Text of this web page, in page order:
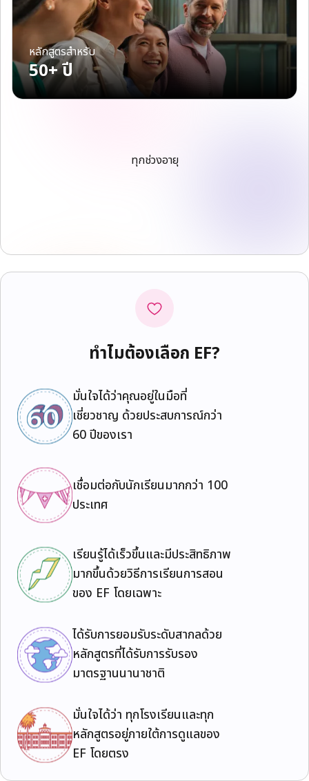
หลักสูตรสำหรับ
50+ ปี
ทุกช่วงอายุ
ทำไมต้องเลือก EF?
มั่นใจได้ว่าคุณอยู่ในมือที่
เชี่ยวชาญ ด้วยประสบการณ์กว่า
60 ปีของเรา
เชื่อมต่อกับนักเรียนมากกว่า 100
ประเทศ
เรียนรู้ได้เร็วขึ้นและมีประสิทธิภาพ
มากขึ้นด้วยวิธีการเรียนการสอน
ของ EF โดยเฉพาะ
ได้รับการยอมรับระดับสากลด้วย
หลักสูตรที่ได้รับการรับรอง
มาตรฐานนานาชาติ
มั่นใจได้ว่า ทุกโรงเรียนและทุก
หลักสูตรอยู่ภายใต้การดูแลของ
EF โดยตรง